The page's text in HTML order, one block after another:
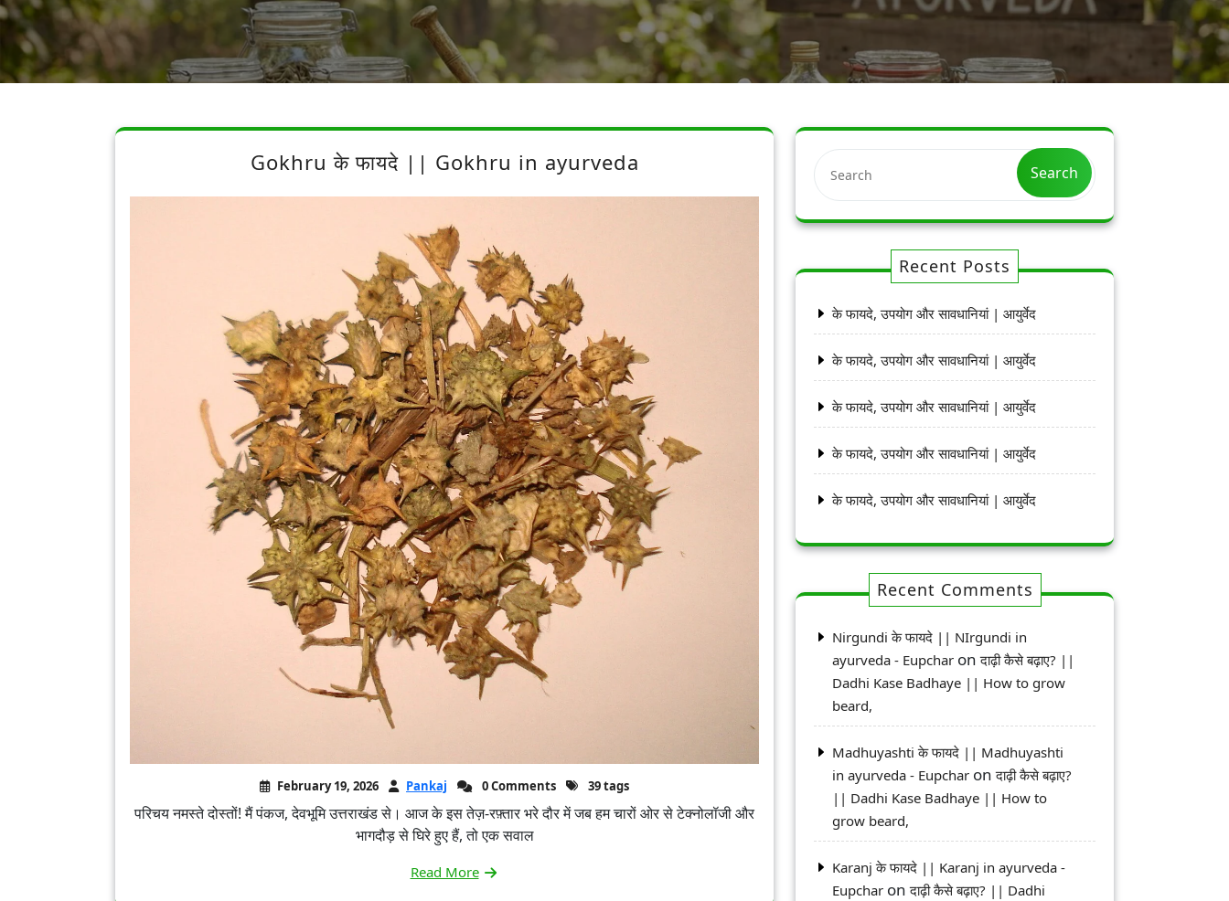
Gokhru के फायदे || Gokhru in ayurveda
February 19, 2026 Pankaj 0 Comments 39 tags
परिचय नमस्ते दोस्तों! मैं पंकज, देवभूमि उत्तराखंड से। आज के इस तेज़-रफ़्तार भरे दौर में जब हम चारों ओर से टेक्नोलॉजी और
भागदौड़ से घिरे हुए हैं, तो एक सवाल
Read More
Search
Recent Posts
के फायदे, उपयोग और सावधानियां | आयुर्वेद
के फायदे, उपयोग और सावधानियां | आयुर्वेद
के फायदे, उपयोग और सावधानियां | आयुर्वेद
के फायदे, उपयोग और सावधानियां | आयुर्वेद
के फायदे, उपयोग और सावधानियां | आयुर्वेद
Recent Comments
Nirgundi के फायदे || NIrgundi in
ayurveda - Eupchar onदाढ़ी कैसे बढ़ाए? ||
Dadhi Kase Badhaye || How to grow
beard,
Madhuyashti के फायदे || Madhuyashti
in ayurveda - Eupchar onदाढ़ी कैसे बढ़ाए?
|| Dadhi Kase Badhaye || How to
grow beard,
Karanj के फायदे || Karanj in ayurveda -
Eupchar onदाढ़ी कैसे बढ़ाए? || Dadhi